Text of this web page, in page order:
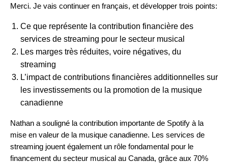
Merci. Je vais continuer en français, et développer trois points:
Ce que représente la contribution financière des
services de streaming pour le secteur musical
Les marges très réduites, voire négatives, du
streaming
L’impact de contributions financières additionnelles sur
les investissements ou la promotion de la musique
canadienne
Nathan a souligné la contribution importante de Spotify à la
mise en valeur de la musique canadienne. Les services de
streaming jouent également un rôle fondamental pour le
financement du secteur musical au Canada, grâce aux 70%